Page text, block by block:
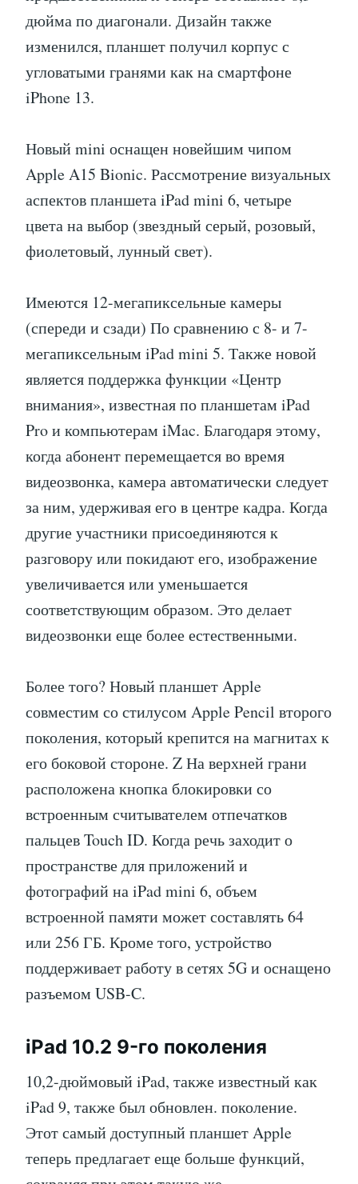
дюйма по диагонали. Дизайн также
изменился, планшет получил корпус с
угловатыми гранями как на смартфоне
iPhone 13.
Новый mini оснащен новейшим чипом
Apple A15 Bionic. Рассмотрение визуальных
аспектов планшета iPad mini 6, четыре
цвета на выбор (звездный серый, розовый,
фиолетовый, лунный свет).
Имеются 12-мегапиксельные камеры
(спереди и сзади) По сравнению с 8- и 7-
мегапиксельным iPad mini 5. Также новой
является поддержка функции «Центр
внимания», известная по планшетам iPad
Pro и компьютерам iMac. Благодаря этому,
когда абонент перемещается во время
видеозвонка, камера автоматически следует
за ним, удерживая его в центре кадра. Когда
другие участники присоединяются к
разговору или покидают его, изображение
увеличивается или уменьшается
соответствующим образом. Это делает
видеозвонки еще более естественными.
Более того? Новый планшет Apple
совместим со стилусом Apple Pencil второго
поколения, который крепится на магнитах к
его боковой стороне. Z На верхней грани
расположена кнопка блокировки со
встроенным считывателем отпечатков
пальцев Touch ID. Когда речь заходит о
пространстве для приложений и
фотографий на iPad mini 6, объем
встроенной памяти может составлять 64
или 256 ГБ. Кроме того, устройство
поддерживает работу в сетях 5G и оснащено
разъемом USB-C.
iPad 10.2 9-го поколения
10,2-дюймовый iPad, также известный как
iPad 9, также был обновлен. поколение.
Этот самый доступный планшет Apple
теперь предлагает еще больше функций,